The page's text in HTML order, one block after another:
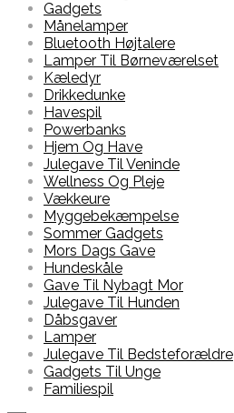
Gadgets
Månelamper
Bluetooth Højtalere
Lamper Til Børneværelset
Kæledyr
Drikkedunke
Havespil
Powerbanks
Hjem Og Have
Julegave Til Veninde
Wellness Og Pleje
Vækkeure
Myggebekæmpelse
Sommer Gadgets
Mors Dags Gave
Hundeskåle
Gave Til Nybagt Mor
Julegave Til Hunden
Dåbsgaver
Lamper
Julegave Til Bedsteforældre
Gadgets Til Unge
Familiespil